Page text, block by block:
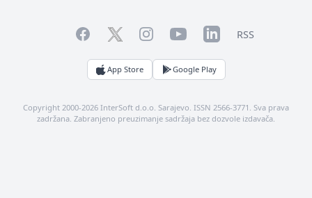
FacebookTwitterInstagramYouTubeLinkedInRSS
App Store Google Play
Copyright 2000-2026 InterSoft d.o.o. Sarajevo. ISSN 2566-3771. Sva prava
zadržana. Zabranjeno preuzimanje sadržaja bez dozvole izdavača.